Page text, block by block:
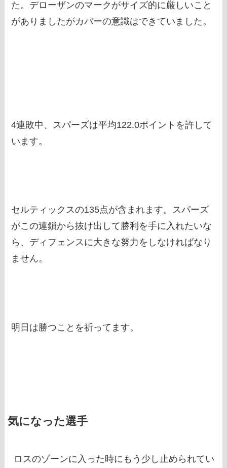
た。デローザンのマークがサイズ的に厳しいこと
がありましたがカバーの意識はできていました。
4連敗中、スパーズは平均122.0ポイントを許して
います。
セルティックスの135点が含まれます。スパーズ
がこの連鎖から抜け出して勝利を手に入れたいな
ら、ディフェンスに大きな努力をしなければなり
ません。
明日は勝つことを祈ってます。
気になった選手
ロスのゾーンに入った時にもう少し止められてい